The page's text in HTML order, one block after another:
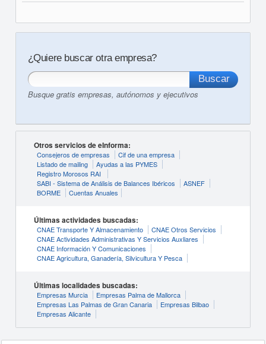
¿Quiere buscar otra empresa?
Busque gratis empresas, autónomos y ejecutivos
Otros servicios de eInforma:
Consejeros de empresas
Cif de una empresa
Listado de mailing
Ayudas a las PYMES
Registro Morosos RAI
SABI - Sistema de Análisis de Balances Ibéricos
ASNEF
BORME
Cuentas Anuales
Últimas actividades buscadas:
CNAE Transporte Y Almacenamiento
CNAE Otros Servicios
CNAE Actividades Administrativas Y Servicios Auxliares
CNAE Información Y Comunicaciones
CNAE Agricultura, Ganadería, Silvicultura Y Pesca
Últimas localidades buscadas:
Empresas Murcia
Empresas Palma de Mallorca
Empresas Las Palmas de Gran Canaria
Empresas Bilbao
Empresas Alicante